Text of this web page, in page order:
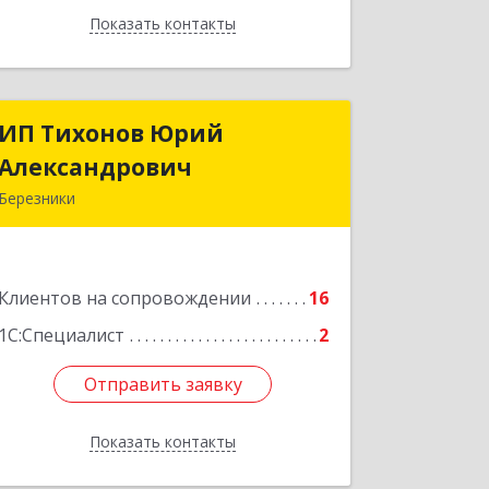
Показать контакты
Назад
ИП Тихонов Юрий
Березники
Клиентов на сопровождении
16
1С:Специалист
2
Отправить заявку
Показать контакты
ИП Тихонов Юрий
Александрович
Подробнее
Отправить заявку
Назад